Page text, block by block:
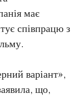
має
співпрацю з
варіант»,
що,